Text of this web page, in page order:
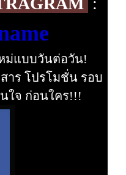
ม่แบบวันต่อวัน!
าร โปรโมชั่น รอบ
ใจ ก่อนใคร!!!